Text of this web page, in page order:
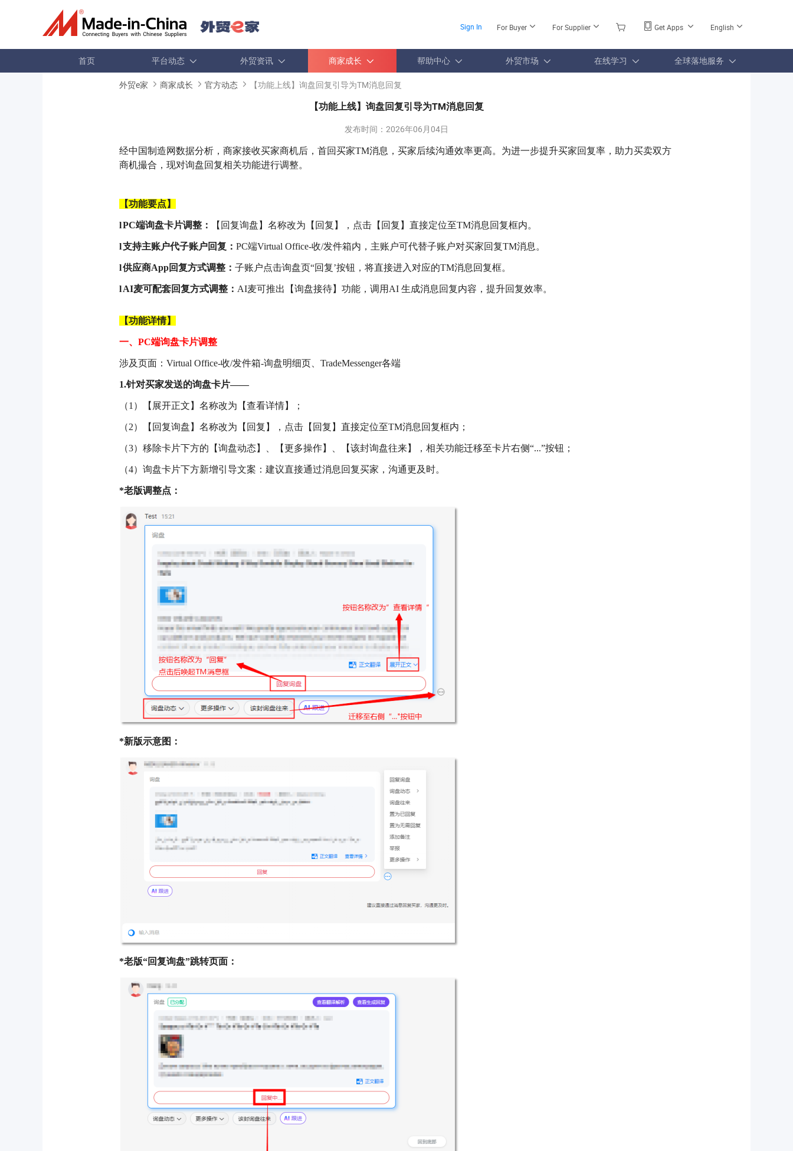
Sign In For Buyer For Supplier Get Apps English
首页 平台动态 外贸资讯 商家成长 帮助中心 外贸市场 在线学习 全球落地服务
外贸e家 商家成长 官方动态
【功能上线】询盘回复引导为TM消息回复
【功能上线】询盘回复引导为TM消息回复
发布时间： 2026年06月04日
经中国制造网数据分析，商家接收买家商机后，首回买家TM消息，买家后续沟通效率更高。为进一步提升买家回复率，助力买卖双方
商机撮合，现对询盘回复相关功能进行调整。
【功能要点】
lPC端询盘卡片调整： 【回复询盘】名称改为【回复】，点击【回复】直接定位至TM消息回复框内。
l支持主账户代子账户回复： PC端Virtual Office-收/发件箱内，主账户可代替子账户对买家回复TM消息。
l供应商App回复方式调整： 子账户点击询盘页“回复’按钮，将直接进入对应的TM消息回复框。
lAI麦可配套回复方式调整： AI麦可推出【询盘接待】功能，调用AI 生成消息回复内容，提升回复效率。
【功能详情】
一、 PC端询盘卡片调整
涉及页面： Virtual Office-收/发件箱-询盘明细页、TradeMessenger各端
1.针对买家发送的询盘卡片——
（1）【展开正文】名称改为【查看详情】；
（2）【回复询盘】名称改为【回复】，点击【回复】直接定位至TM消息回复框内；
（3）移除卡片下方的【询盘动态】、【更多操作】、【该封询盘往来】，相关功能迁移至卡片右侧“...”按钮；
（4）询盘卡片下方新增引导文案：建议直接通过消息回复买家，沟通更及时。
*老版调整点：
*新版示意图：
*老版“回复询盘”跳转页面：